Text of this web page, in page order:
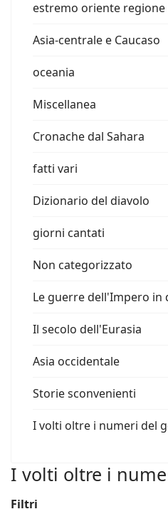
estremo oriente
Asia-centrale e Caucaso
oceania
Miscellanea
Cronache dal Sahara
fatti vari
Dizionario del diavolo
giorni cantati
Non categorizzato
Le guerre dell'Impero in
Il secolo dell'Eurasia
Asia occidentale
Storie sconvenienti
I volti oltre i numeri del
I volti oltre i
Filtri